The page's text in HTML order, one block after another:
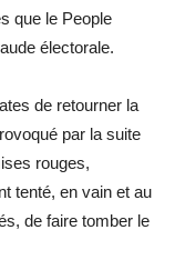
que le People
électorale.
de retourner la
par la suite
rouges,
tenté, en vain et au
de faire tomber le